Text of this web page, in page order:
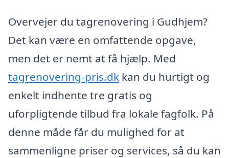
Overvejer du tagrenovering i Gudhjem?
Det kan være en omfattende opgave,
men det er nemt at få hjælp. Med
tagrenovering-pris.dk kan du hurtigt og
enkelt indhente tre gratis og
uforpligtende tilbud fra lokale fagfolk. På
denne måde får du mulighed for at
sammenligne priser og services, så du kan